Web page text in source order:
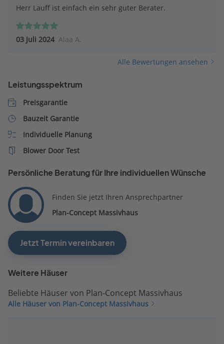
Herr Lauff ist einfach ein sehr guter Berater.
03 Juli 2024 Alaa A.
Alle Bewertungen ansehen
Leistungsspektrum
Preisgarantie
Bauzeit Garantie
Individuelle Planung
Blower Door Test
Persönliche Beratung für Ihre individuellen Wünsche
Finden Sie jetzt Ihren Ansprechpartner
Plan-Concept Massivhaus
Jetzt Termin vereinbaren
Weitere Häuser
Beliebte Häuser von Plan-Concept Massivhaus
Alle Häuser von Plan-Concept Massivhaus